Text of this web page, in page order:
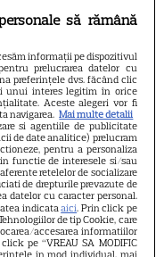
să rămână
informații pe dispozitivul
prelucrarea datelor cu
preferințele dvs. făcând clic
unui interes legitim în orice
Aceste alegeri vor fi
navigarea. Mai multe detalii
si agentiile de publicitate
de date analitice) prelucram
pentru a personaliza
functie de interesele si/sau
retelelor de socializare
de drepturile prevazute de
datelor cu caracter personal.
indicataaici. Prin click pe
de tip Cookie, care
accesarea informatiilor
pe “VREAU SA MODIFIC
in mod individual, mai